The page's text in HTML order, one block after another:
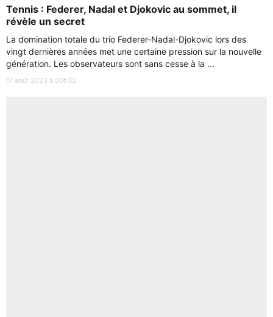
Tennis : Federer, Nadal et Djokovic au sommet, il
révèle un secret
La domination totale du trio Federer-Nadal-Djokovic lors des
vingt dernières années met une certaine pression sur la nouvelle
génération. Les observateurs sont sans cesse à la ...
17 août 2023 à 00h35